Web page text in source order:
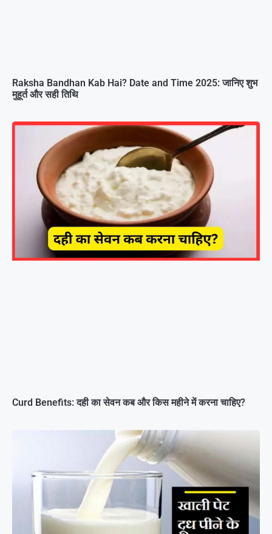
Raksha Bandhan Kab Hai? Date and Time 2025: जानिए शुभ
मुहूर्त और सही तिथि
Curd Benefits: दही का सेवन कब और किस महीने में करना चाहिए?